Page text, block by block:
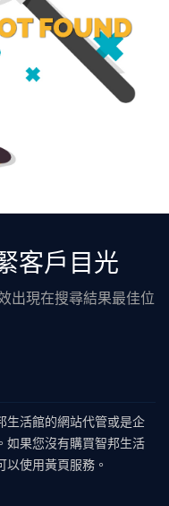
客戶目光
出現在搜尋結果最佳位
生活館的網站代管或是企
如果您沒有購買智邦生活
使用黃頁服務。